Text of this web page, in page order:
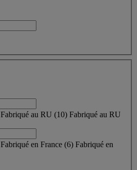
Fabriqué au RU (10) Fabriqué au RU
Fabriqué en France (6) Fabriqué en